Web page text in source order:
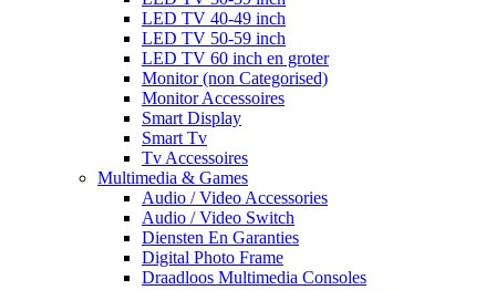
LED TV 40-49 inch
LED TV 50-59 inch
LED TV 60 inch en groter
Monitor (non Categorised)
Monitor Accessoires
Smart Display
Smart Tv
Tv Accessoires
Multimedia & Games
Audio / Video Accessories
Audio / Video Switch
Diensten En Garanties
Digital Photo Frame
Draadloos Multimedia Consoles